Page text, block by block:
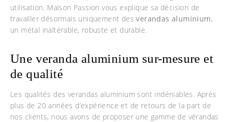
utilisation. Maison Passion vous explique sa décision de
travailler désormais uniquement desverandas aluminium,
un métal inaltérable, robuste et durable.
Une veranda aluminium sur-mesure et
de qualité
Les qualités des verandas aluminium sont indéniables. Après
plus de 20 années d’expérience et de retours de la part de
nos clients, nous avons de proposer une gamme de vérandas